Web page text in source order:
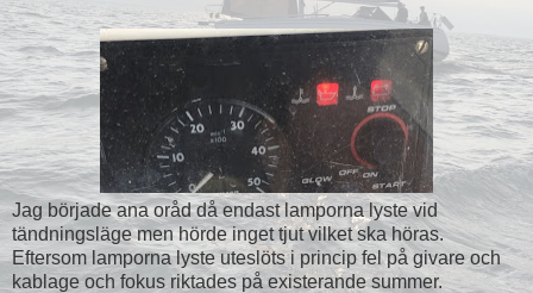
Jag började ana oråd då endast lamporna lyste vid
tändningsläge men hörde inget tjut vilket ska höras.
Eftersom lamporna lyste uteslöts i princip fel på givare och
kablage och fokus riktades på existerande summer.